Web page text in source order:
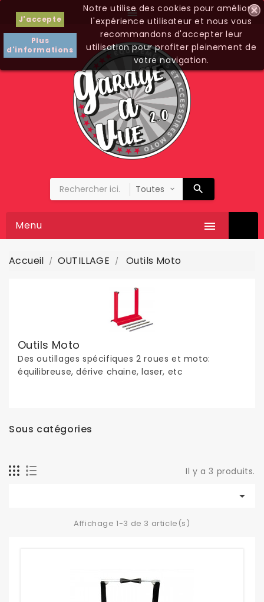

J'accepte
Plus
d'informations
Notre utilise des cookies pour améliorer
l'expérience utilisateur et nous vous
recommandons d'accepter leur
utilisation pour profiter pleinement de
votre navigation.

Menu
Accueil OUTILLAGE Outils Moto
Outils Moto
Des outillages spécifiques 2 roues et moto:
équilibreuse, dérive chaine, laser, etc
Sous catégories
Il y a 3 produits.

Affichage 1-3 de 3 article(s)